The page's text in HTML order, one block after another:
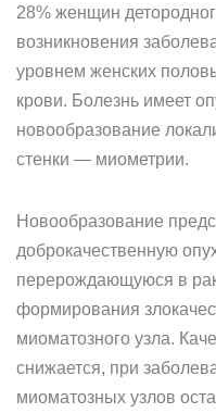
28% женщин
возникновения
уровнем женских
крови. Болезнь имеет
новообразование
стенки — миометрии.
Новообразование
доброкачественную
перерождающуюся в
формирования
миоматозного узла.
снижается, при
миоматозных узлов